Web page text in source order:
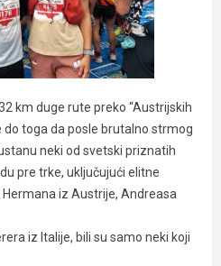
km duge rute preko “Austrijskih
do toga da posle brutalno strmog
neki od svetski priznatih
pre trke, uključujući elitne
iz Austrije, Andreasa
iz Italije, bili su samo neki koji